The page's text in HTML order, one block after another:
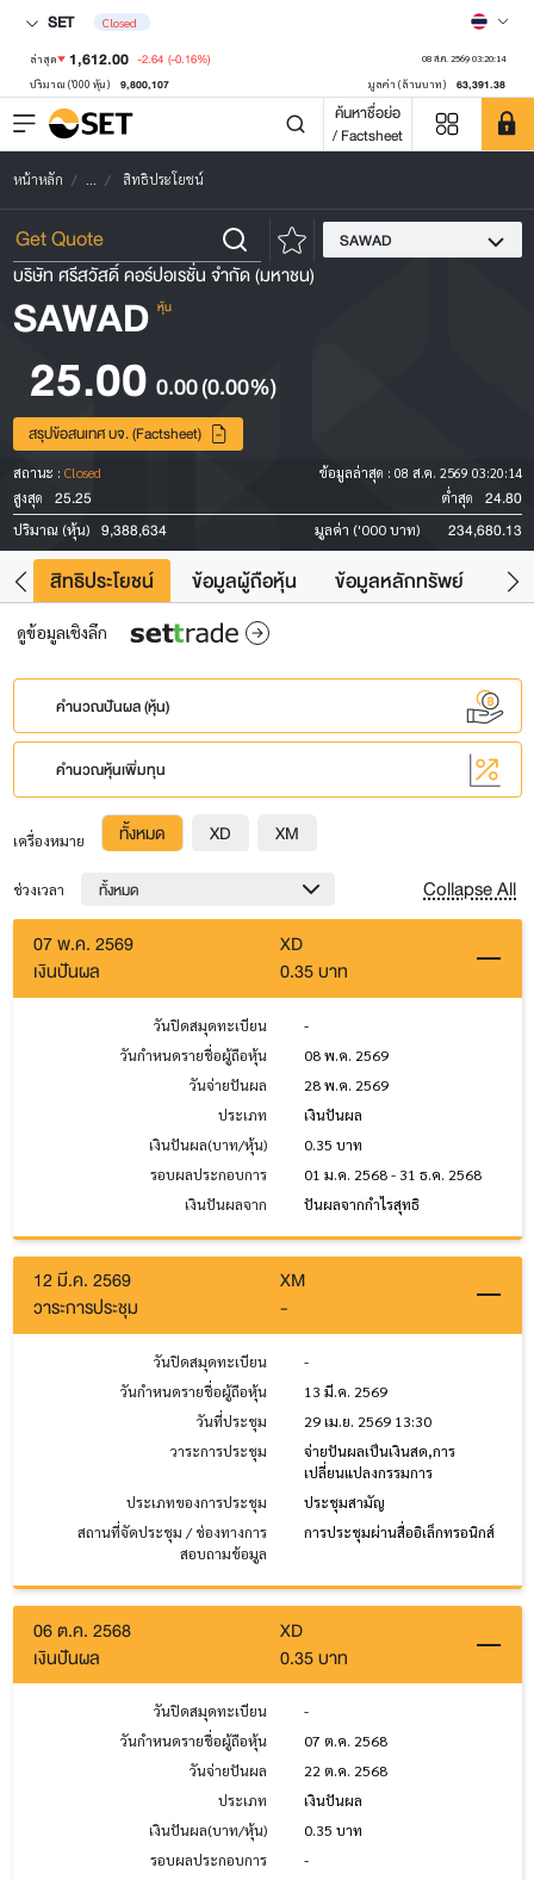
SET Closed
ล่าสุด 1,612.00 -2.64 (-0.16%) 08 ส.ค. 2569 03:20:14
ปริมาณ ('000 หุ้น) 9,800,107 มูลค่า (ล้านบาท) 63,391.38
ค้นหาชื่อย่อ
/ Factsheet
หน้าหลัก ... สิทธิประโยชน์
SAWAD
บริษัท ศรีสวัสดิ์ คอร์ปอเรชั่น จำกัด (มหาชน)
SAWAD หุ้น
25.00 0.00(0.00%)
สรุปข้อสนเทศ บจ. (Factsheet)
สถานะ : Closed ข้อมูลล่าสุด : 08 ส.ค. 2569 03:20:14
สูงสุด
25.25 ต่ำสุด 24.80
ปริมาณ (หุ้น) 9,388,634 มูลค่า ('000 บาท) 234,680.13
สิทธิประโยชน์ ข้อมูลผู้ถือหุ้น ข้อมูลหลักทรัพย์
ดูข้อมูลเชิงลึก
คำนวณปันผล (หุ้น)
คำนวณหุ้นเพิ่มทุน
เครื่องหมาย ทั้งหมด XD XM
ช่วงเวลา ทั้งหมด Collapse All
07 พ.ค. 2569
XD
เงินปันผล
0.35 บาท
วันปิดสมุดทะเบียน
-
วันกำหนดรายชื่อผู้ถือหุ้น
08 พ.ค. 2569
วันจ่ายปันผล
28 พ.ค. 2569
ประเภท
เงินปันผล
เงินปันผล(บาท/หุ้น)
0.35 บาท
รอบผลประกอบการ
01 ม.ค. 2568 - 31 ธ.ค. 2568
เงินปันผลจาก
ปันผลจากกำไรสุทธิ
12 มี.ค. 2569
XM
วาระการประชุม
-
วันปิดสมุดทะเบียน
-
วันกำหนดรายชื่อผู้ถือหุ้น
13 มี.ค. 2569
วันที่ประชุม
29 เม.ย. 2569 13:30
วาระการประชุม
จ่ายปันผลเป็นเงินสด,การ
เปลี่ยนแปลงกรรมการ
ประเภทของการประชุม
ประชุมสามัญ
สถานที่จัดประชุม / ช่องทางการ
สอบถามข้อมูล
การประชุมผ่านสื่ออิเล็กทรอนิกส์
06 ต.ค. 2568
XD
เงินปันผล
0.35 บาท
วันปิดสมุดทะเบียน
-
วันกำหนดรายชื่อผู้ถือหุ้น
07 ต.ค. 2568
วันจ่ายปันผล
22 ต.ค. 2568
ประเภท
เงินปันผล
เงินปันผล(บาท/หุ้น)
0.35 บาท
รอบผลประกอบการ
-